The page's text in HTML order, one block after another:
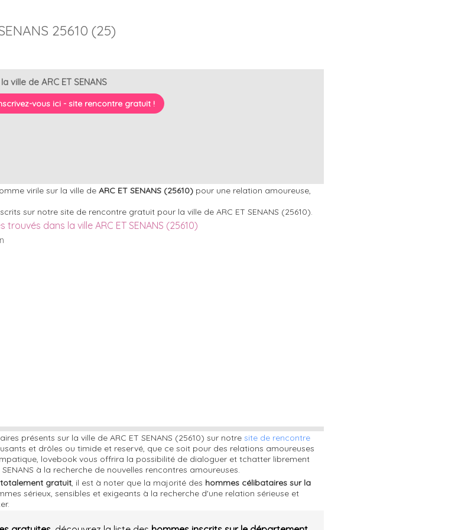
25610 (25)
de ARC ET SENANS
vous ici - site rencontre gratuit !
virile sur la ville de ARC ET SENANS (25610) pour une relation amoureuse,
sur notre site de rencontre gratuit pour la ville de ARC ET SENANS (25610).
trouvés dans la ville ARC ET SENANS (25610)
présents sur la ville de ARC ET SENANS (25610) sur notre site de rencontre
et drôles ou timide et reservé, que ce soit pour des relations amoureuses
lovebook vous offrira la possibilité de dialoguer et tchatter librement
à la recherche de nouvelles rencontres amoureuses.
gratuit, il est à noter que la majorité des hommes célibataires sur la
sérieux, sensibles et exigeants à la recherche d'une relation sérieuse et